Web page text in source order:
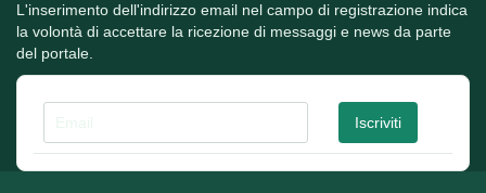
L'inserimento dell'indirizzo email nel campo di registrazione indica
la volontà di accettare la ricezione di messaggi e news da parte
del portale.